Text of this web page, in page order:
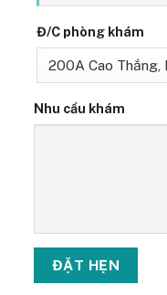
Đ/C phòng khám
Nhu cầu khám